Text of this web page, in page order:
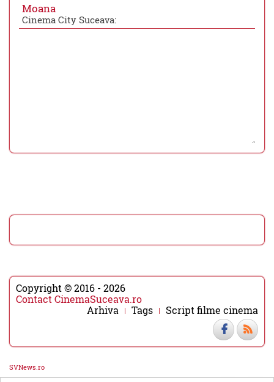
Moana
Cinema City Suceava:
Copyright © 2016 - 2026
Contact CinemaSuceava.ro
Arhiva
Tags Script filme cinema
SVNews.ro